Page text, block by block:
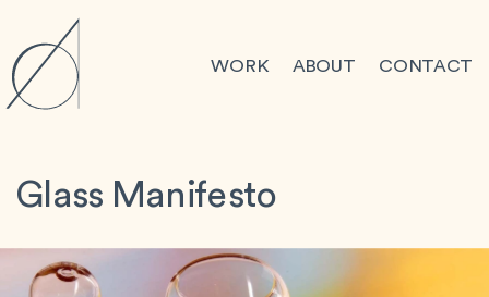
ABOUT
WORK CONTACT
Glass Manifesto